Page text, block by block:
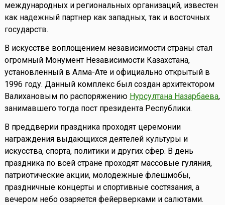
международных и региональных организаций, известен
как надежный партнер как западных, так и восточных
государств.
В искусстве воплощением независимости страны стал
огромный Монумент Независимости Казахстана,
установленный в Алма-Ате и официально открытый в
1996 году. Данный комплекс был создан архитектором
Валихановым по распоряжению Нурсултана Назарбаева,
занимавшего тогда пост президента Республики.
В преддверии праздника проходят церемонии
награждения выдающихся деятелей культуры и
искусства, спорта, политики и других сфер. В день
праздника по всей стране проходят массовые гуляния,
патриотические акции, молодежные флешмобы,
праздничные концерты и спортивные состязания, а
вечером небо озаряется фейерверками и салютами.